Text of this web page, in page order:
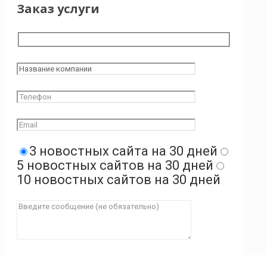
Заказ услуги
3 новостных сайта на 30 дней
5 новостных сайтов на 30 дней
10 новостных сайтов на 30 дней